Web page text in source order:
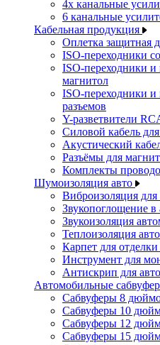
4х канальные
6 канальные
Кабельная продукция
Оплетка защитная
ISO-переходники
ISO-переходники
магнитол
ISO-переходники
разъемов
Y-разветвители
Силовой кабель для
Акустический
Разъёмы для
Комплекты
Шумоизоляция авто
Виброизоляция для
Звукопоглощение в
Звукоизоляция
Теплоизоляция
Карпет для
Инструмент для
Антискрип для авто
Автомобильные
Сабвуферы 8
Сабвуферы 10
Сабвуферы 12
Сабвуферы 15